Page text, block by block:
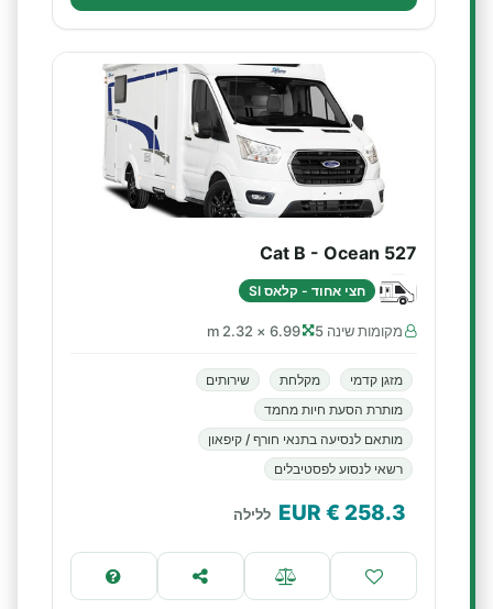
Cat B - Ocean 527
חצי אחוד - קלאס SI
מקומות שינה 5 6.99 × 2.32 m
מזגן קדמי מקלחת
שירותים
מותרת הסעת חיות מחמד
מותאם לנסיעה בתנאי חורף / קיפאון
רשאי לנסוע לפסטיבלים
258.3
€ EUR ללילה